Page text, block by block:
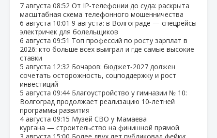
7 августа 08:52 От IP‑телефонии до суда: раскрыта
масштабная схема телефонного мошенничества
6 августа 10:01 9 августа: в Волгограде — спецрейсы
электричек для болельщиков
6 августа 09:51 Топ профессий по росту зарплат в
2026: кто больше всех выиграл и где самые высокие
ставки
5 августа 12:32 Бочаров: бюджет‑2027 должен
сочетать осторожность, соцподдержку и рост
инвестиций
5 августа 09:44 Благоустройство у гимназии № 10:
Волгоград продолжает реализацию 10‑летней
программы развития
4 августа 09:15 Музей СВО у Мамаева
кургана — строительство на финишной прямой